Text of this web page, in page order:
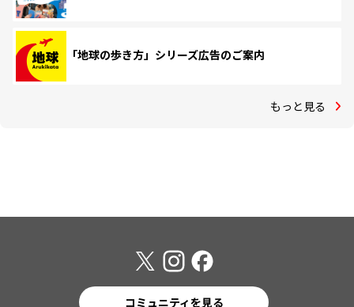
「地球の歩き方」シリーズ広告のご案内
もっと見る
コミュニティを見る